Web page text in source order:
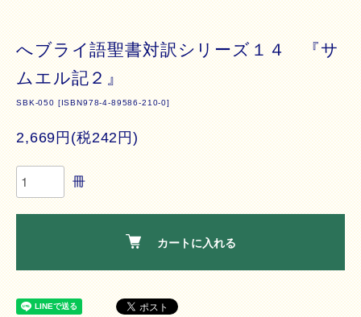
へブライ語聖書対訳シリーズ１４ 『サ
ムエル記２』
SBK-050 [ISBN978-4-89586-210-0]
2,669円(税242円)
冊
カートに入れる